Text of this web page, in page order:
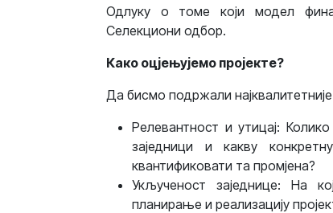
Одлуку о томе који модел
Селекциони одбор.
Како оцјењујемо пројекте?
Да бисмо подржали
Релевантност и утицај:
заједници и какву
квантификовати та промјена?
Укљученост заједнице: На
планирање и реализацију